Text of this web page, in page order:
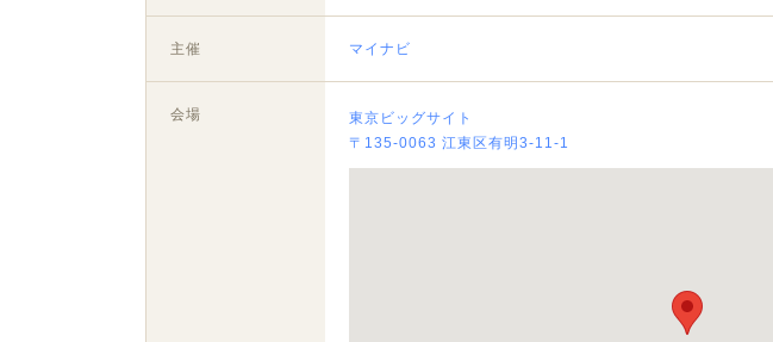
主催 マイナビ
会場
東京ビッグサイト
〒135-0063 江東区有明3-11-1